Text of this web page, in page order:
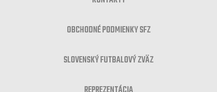
OBCHODNÉ PODMIENKY SFZ
SLOVENSKÝ FUTBALOVÝ ZVÄZ